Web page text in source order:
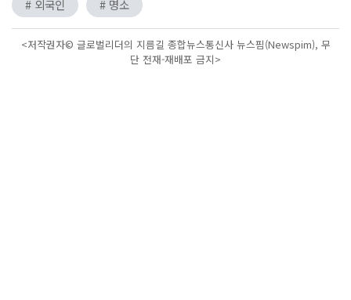
# 외국인
# 명소
<저작권자© 글로벌리더의 지름길 종합뉴스통신사 뉴스핌(Newspim), 무
단 전재-재배포 금지>